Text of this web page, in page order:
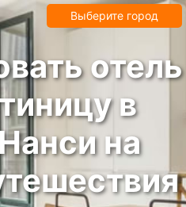
отель
в
на
Выберите город